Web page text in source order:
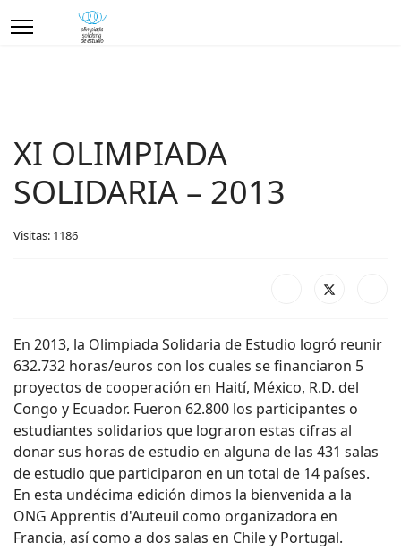
XI OLIMPIADA
SOLIDARIA – 2013
Visitas: 1186
En 2013, la Olimpiada Solidaria de Estudio logró reunir
632.732 horas/euros con los cuales se financiaron 5
proyectos de cooperación en Haití­, México, R.D. del
Congo y Ecuador. Fueron 62.800 los participantes o
estudiantes solidarios que lograron estas cifras al
donar sus horas de estudio en alguna de las 431 salas
de estudio que participaron en un total de 14 países.
En esta undécima edición dimos la bienvenida a la
ONG Apprentis d'Auteuil como organizadora en
Francia, así­ como a dos salas en Chile y Portugal.